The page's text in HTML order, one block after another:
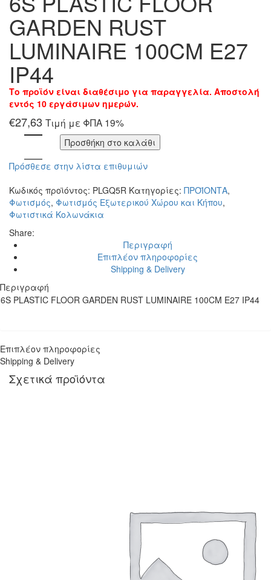
GARDEN RUST
LUMINAIRE 100CM E27
IP44
Το προϊόν είναι διαθέσιμο για παραγγελία. Αποστολή
εντός 10 εργάσιμων ημερών.
€27,63 Τιμή με ΦΠΑ 19%
Προσθήκη στο καλάθι
Πρόσθεσε στην λίστα επιθυμιών
Κωδικός προϊόντος: PLGQ5R Κατηγορίες: ΠΡΟΪΟΝΤΑ,
Φωτισμός, Φωτισμός Εξωτερικού Χώρου και Κήπου,
Φωτιστικά Κολωνάκια
Share:
Περιγραφή
Επιπλέον πληροφορίες
Shipping & Delivery
Περιγραφή
6S PLASTIC FLOOR GARDEN RUST LUMINAIRE 100CM E27 IP44
Επιπλέον πληροφορίες
Shipping & Delivery
Σχετικά προϊόντα